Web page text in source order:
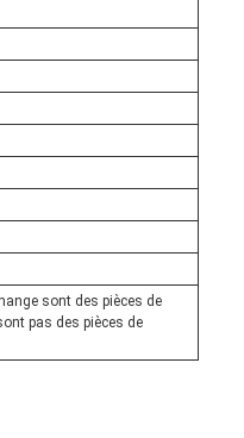
sont des pièces de
pas des pièces de